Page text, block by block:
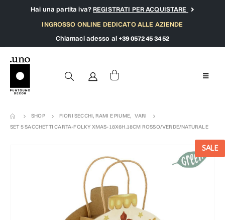
Hai una partita iva?REGISTRATI PER ACQUISTARE
INGROSSO ONLINE DEDICATO ALLE AZIENDE
Chiamaci adesso al +39 0572 45 34 52
SHOP FIORI SECCHI, RAMI E PIUME, VARI
SET 5 SACCHETTI CARTA-FOLKY XMAS-18X6H.18CM ROSSO/VERDE/NATURALE
SALE